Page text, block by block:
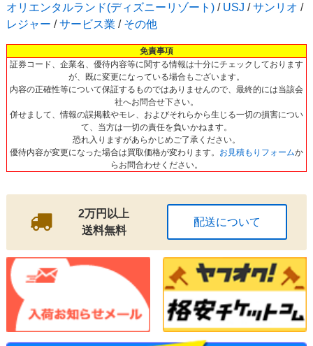
オリエンタルランド(ディズニーリゾート)/ USJ /サンリオ /
レジャー /サービス業 / その他
免責事項
証券コード、企業名、優待内容等に関する情報は十分にチェックしております
が、既に変更になっている場合もございます。
内容の正確性等について保証するものではありませんので、最終的には当該会
社へお問合せ下さい。
併せまして、情報の誤掲載やモレ、およびそれらから生じる一切の損害につい
て、当方は一切の責任を負いかねます。
恐れ入りますがあらかじめご了承ください。
優待内容が変更になった場合は買取価格が変わります。 お見積もりフォームか
らお問合わせください。
2万円以上
送料無料
配送について